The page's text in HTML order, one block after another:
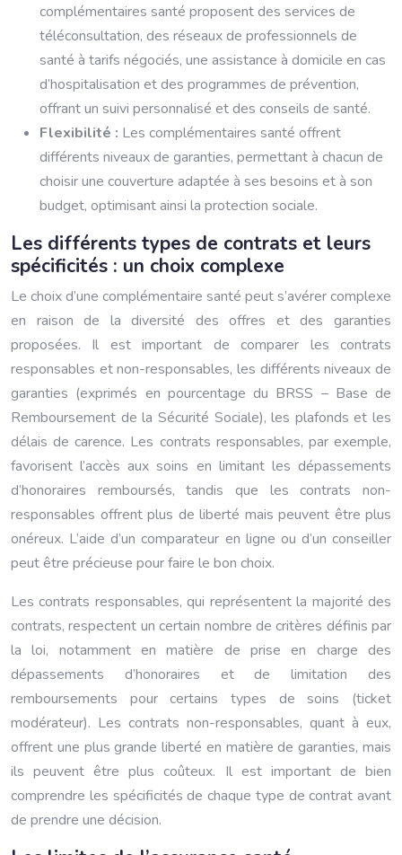
complémentaires santé proposent des services de
téléconsultation, des réseaux de professionnels de
santé à tarifs négociés, une assistance à domicile en cas
d’hospitalisation et des programmes de prévention,
offrant un suivi personnalisé et des conseils de santé.
Flexibilité : Les complémentaires santé offrent
différents niveaux de garanties, permettant à chacun de
choisir une couverture adaptée à ses besoins et à son
budget, optimisant ainsi la protection sociale.
Les différents types de contrats et leurs
spécificités : un choix complexe
Le choix d’une complémentaire santé peut s’avérer complexe
en raison de la diversité des offres et des garanties
proposées. Il est important de comparer les contrats
responsables et non-responsables, les différents niveaux de
garanties (exprimés en pourcentage du BRSS – Base de
Remboursement de la Sécurité Sociale), les plafonds et les
délais de carence. Les contrats responsables, par exemple,
favorisent l’accès aux soins en limitant les dépassements
d’honoraires remboursés, tandis que les contrats non-
responsables offrent plus de liberté mais peuvent être plus
onéreux. L’aide d’un comparateur en ligne ou d’un conseiller
peut être précieuse pour faire le bon choix.
Les contrats responsables, qui représentent la majorité des
contrats, respectent un certain nombre de critères définis par
la loi, notamment en matière de prise en charge des
dépassements d’honoraires et de limitation des
remboursements pour certains types de soins (ticket
modérateur). Les contrats non-responsables, quant à eux,
offrent une plus grande liberté en matière de garanties, mais
ils peuvent être plus coûteux. Il est important de bien
comprendre les spécificités de chaque type de contrat avant
de prendre une décision.